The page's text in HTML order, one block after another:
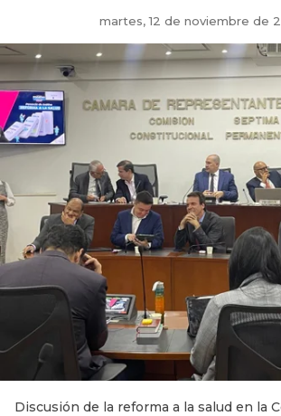
martes, 12 de noviembre de
Discusión de la reforma a la salud en la